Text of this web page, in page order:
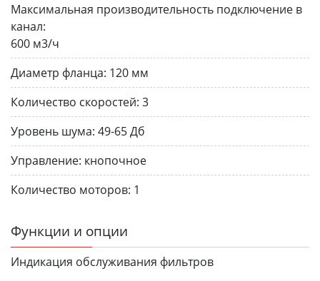
Максимальная производительность подключение в
канал:
600 м3/ч
Диаметр фланца: 120 мм
Количество скоростей: 3
Уровень шума: 49-65 Дб
Управление: кнопочное
Количество моторов: 1
Функции и опции
Индикация обслуживания фильтров